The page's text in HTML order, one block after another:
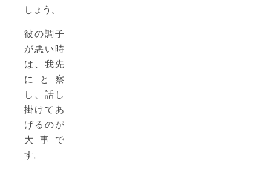
しょう。
彼の調子
が悪い時
は、我先
にと察
し、話し
掛けてあ
げるのが
大事で
す。